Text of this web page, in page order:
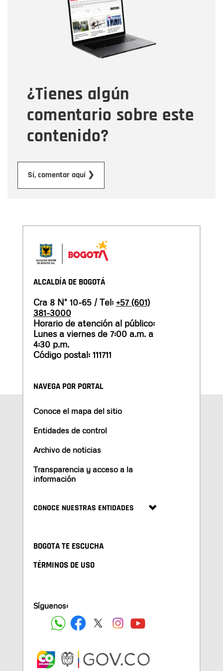
¿Tienes algún
comentario sobre este
contenido?
Sí, comentar aquí ❯
Correo electrónico
Tipo de comentario
Mensaje
ALCALDÍA DE BOGOTÁ
Cra 8 N° 10-65 / Tel: +57 (601)
381-3000
Horario de atención al público:
Lunes a viernes de 7:00 a.m. a
4:30 p.m.
Código postal: 111711
NAVEGA POR PORTAL
Conoce el mapa del sitio
Entidades de control
Archivo de noticias
Transparencia y acceso a la
información
CONOCE NUESTRAS ENTIDADES
BOGOTA TE ESCUCHA
TÉRMINOS DE USO
Síguenos: